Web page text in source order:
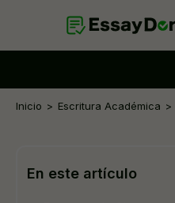
Inicio Escritura Académica
En este artículo